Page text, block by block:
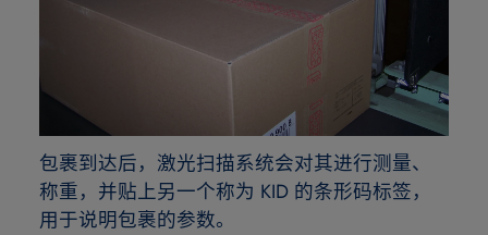
包裹到达后，激光扫描系统会对其进行测量、
称重，并贴上另一个称为 KID 的条形码标签，
用于说明包裹的参数。